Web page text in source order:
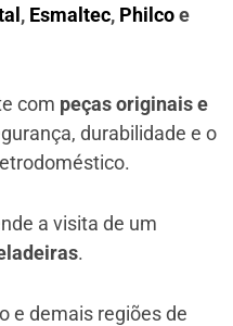
, Esmaltec, Philcoe
com peças originais e
durabilidade e o
a visita de um
.
e demais regiões de